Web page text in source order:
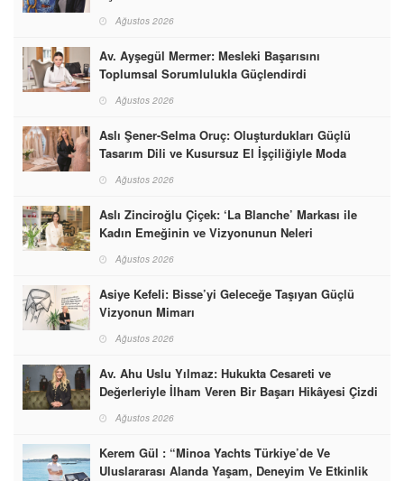
Ağustos 2026
Av. Ayşegül Mermer: Mesleki Başarısını
Toplumsal Sorumlulukla Güçlendirdi
Ağustos 2026
Aslı Şener-Selma Oruç: Oluşturdukları Güçlü
Tasarım Dili ve Kusursuz El İşçiliğiyle Moda
Ağustos 2026
Aslı Zinciroğlu Çiçek: ‘La Blanche’ Markası ile
Kadın Emeğinin ve Vizyonunun Neleri
Ağustos 2026
Asiye Kefeli: Bisse’yi Geleceğe Taşıyan Güçlü
Vizyonun Mimarı
Ağustos 2026
Av. Ahu Uslu Yılmaz: Hukukta Cesareti ve
Değerleriyle İlham Veren Bir Başarı Hikâyesi Çizdi
Ağustos 2026
Kerem Gül : “Minoa Yachts Türkiye’de Ve
Uluslararası Alanda Yaşam, Deneyim Ve Etkinlik